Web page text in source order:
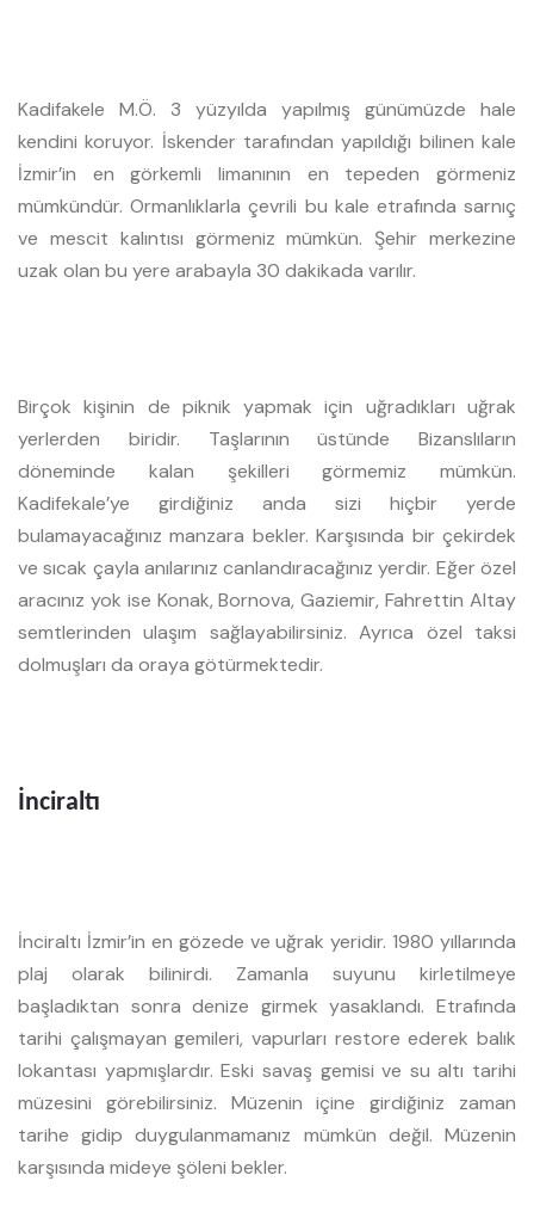
Kadifakele M.Ö. 3 yüzyılda yapılmış günümüzde hale
kendini koruyor. İskender tarafından yapıldığı bilinen kale
İzmir’in en görkemli limanının en tepeden görmeniz
mümkündür. Ormanlıklarla çevrili bu kale etrafında sarnıç
ve mescit kalıntısı görmeniz mümkün. Şehir merkezine
uzak olan bu yere arabayla 30 dakikada varılır.
Birçok kişinin de piknik yapmak için uğradıkları uğrak
yerlerden biridir. Taşlarının üstünde Bizanslıların
döneminde kalan şekilleri görmemiz mümkün.
Kadifekale’ye girdiğiniz anda sizi hiçbir yerde
bulamayacağınız manzara bekler. Karşısında bir çekirdek
ve sıcak çayla anılarınız canlandıracağınız yerdir. Eğer özel
aracınız yok ise Konak, Bornova, Gaziemir, Fahrettin Altay
semtlerinden ulaşım sağlayabilirsiniz. Ayrıca özel taksi
dolmuşları da oraya götürmektedir.
İnciraltı
İnciraltı İzmir’in en gözede ve uğrak yeridir. 1980 yıllarında
plaj olarak bilinirdi. Zamanla suyunu kirletilmeye
başladıktan sonra denize girmek yasaklandı. Etrafında
tarihi çalışmayan gemileri, vapurları restore ederek balık
lokantası yapmışlardır. Eski savaş gemisi ve su altı tarihi
müzesini görebilirsiniz. Müzenin içine girdiğiniz zaman
tarihe gidip duygulanmamanız mümkün değil. Müzenin
karşısında mideye şöleni bekler.